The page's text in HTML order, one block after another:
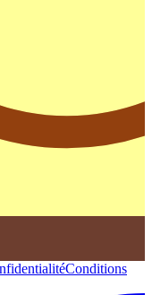
Conditions